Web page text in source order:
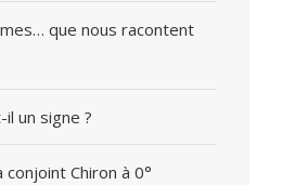
que nous racontent
un signe ?
Chiron à 0°